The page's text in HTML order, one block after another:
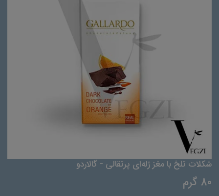
شکلات تلخ با مغز ژله‌ای پرتقالی - گالاردو
80 گرم